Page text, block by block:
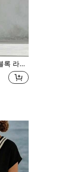
드 레그 팬츠 세트 우아한